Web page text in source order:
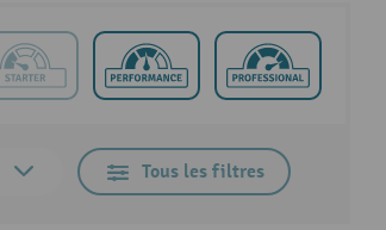
Tous les filtres